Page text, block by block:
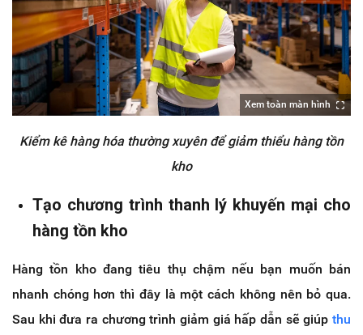
Xem toàn màn hình
Kiểm kê hàng hóa thường xuyên để giảm thiểu hàng tồn
kho
Tạo chương trình thanh lý khuyến mại cho
hàng tồn kho
Hàng tồn kho đang tiêu thụ chậm nếu bạn muốn bán
nhanh chóng hơn thì đây là một cách không nên bỏ qua.
Sau khi đưa ra chương trình giảm giá hấp dẫn sẽ giúp thu